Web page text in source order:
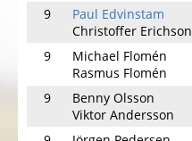
9
Paul Edvinstam
Christoffer Erichson
9
Michael Flomén
Rasmus Flomén
9
Benny Olsson
Viktor Andersson